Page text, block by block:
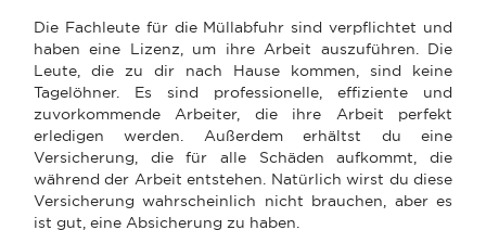
Die Fachleute für die Müllabfuhr sind verpflichtet und
haben eine Lizenz, um ihre Arbeit auszuführen. Die
Leute, die zu dir nach Hause kommen, sind keine
Tagelöhner. Es sind professionelle, effiziente und
zuvorkommende Arbeiter, die ihre Arbeit perfekt
erledigen werden. Außerdem erhältst du eine
Versicherung, die für alle Schäden aufkommt, die
während der Arbeit entstehen. Natürlich wirst du diese
Versicherung wahrscheinlich nicht brauchen, aber es
ist gut, eine Absicherung zu haben.